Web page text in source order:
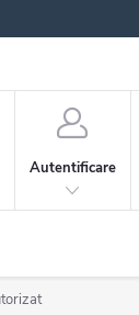
Autentificare